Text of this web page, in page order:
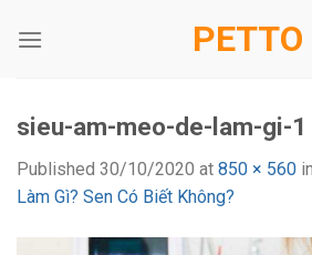
PETTO
sieu-am-meo-de-lam-gi-1
Published 30/10/2020 at 850 × 560 in
Làm Gì? Sen Có Biết Không?